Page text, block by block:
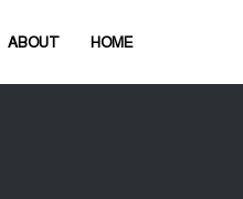
HOME
ABOUT